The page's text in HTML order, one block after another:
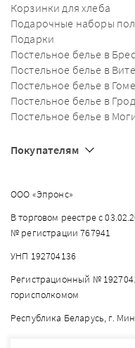
Корзинки для хлеба
Подарочные наборы
Подарки
Постельное белье в
Постельное белье в
Постельное белье в
Постельное белье в
Постельное белье в
Покупателям
ООО «Эпронс»
В торговом реестре с
№ регистрации 767941
УНП 192704136
Регистрационный №
горисполкомом
Республика Беларусь, г.